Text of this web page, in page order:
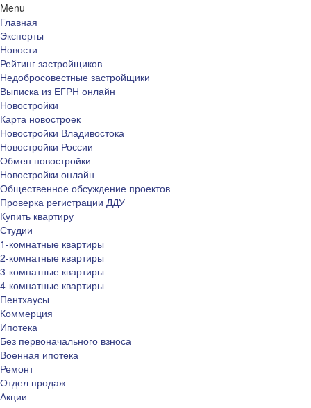
Menu
Главная
Эксперты
Новости
Рейтинг застройщиков
Недобросовестные застройщики
Выписка из ЕГРН онлайн
Новостройки
Карта новостроек
Новостройки Владивостока
Новостройки России
Обмен новостройки
Новостройки онлайн
Общественное обсуждение проектов
Проверка регистрации ДДУ
Купить квартиру
Студии
1-комнатные квартиры
2-комнатные квартиры
3-комнатные квартиры
4-комнатные квартиры
Пентхаусы
Коммерция
Ипотека
Без первоначального взноса
Военная ипотека
Ремонт
Отдел продаж
Акции